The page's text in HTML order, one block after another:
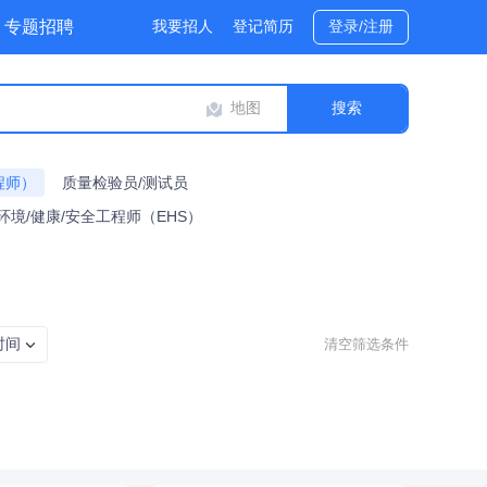
专题招聘 我要招人 登记简历 登录/注册
地图
）
质量检验员/测试员
境/健康/安全工程师（EHS）
间 清空筛选条件